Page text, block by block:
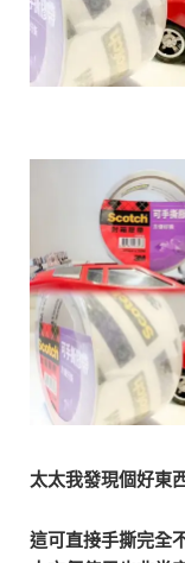
太太我發現個好東
這可直接手撕完全